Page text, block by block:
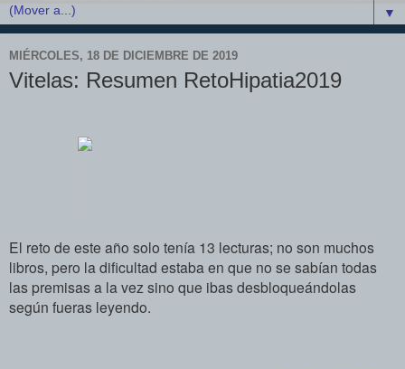
▼
MIÉRCOLES, 18 DE DICIEMBRE DE 2019
Vitelas: Resumen RetoHipatia2019
El reto de este año solo tenía 13 lecturas; no son muchos
libros, pero la dificultad estaba en que no se sabían todas
las premisas a la vez sino que ibas desbloqueándolas
según fueras leyendo.